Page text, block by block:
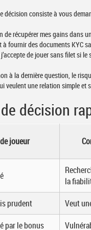
décision consiste à vous
de récupérer mes gains dans
à fournir des documents KYC
de jouer sans filet si
à la dernière question, le
veulent une relation simple et
décision
joueur
la
prudent Veut
par le bonus